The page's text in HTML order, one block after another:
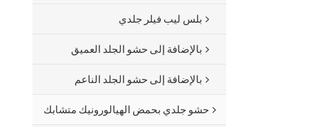
بلس ليب فيلر جلدي
بالإضافة إلى حشو الجلد العميق
بالإضافة إلى حشو الجلد الناعم
حشو جلدي بحمض الهيالورونيك متشابك